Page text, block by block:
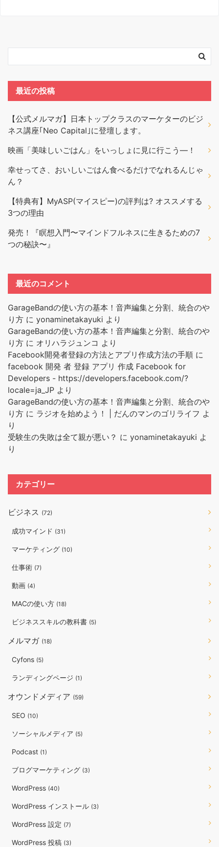
最近の投稿
【公式メルマガ】日本トップクラスのマーケターのビジ
ネス講座｢Neo Capital｣に登壇します。
映画「美味しいごはん」をいっしょに見に行こう―！
幸せってさ、おいしいごはん食べるだけでなれるんじゃ
ん？
【特典有】MyASP(マイスピー)の評判は? オススメする
3つの理由
発売！『瞑想入門〜マインドフルネスに生きるための7
つの秘訣〜』
最近のコメント
GarageBandの使い方の基本！音声編集と分割、統合のや
り方 に yonaminetakayuki より
GarageBandの使い方の基本！音声編集と分割、統合のや
り方 に オリハラジュンコ より
Facebook開発者登録の方法とアプリ作成方法の手順 に
facebook 開発 者 登録 アプリ 作成 Facebook for
Developers - https://developers.facebook.com/?
locale=ja_JP より
GarageBandの使い方の基本！音声編集と分割、統合のや
り方 に ラジオを始めよう！ | だんのマンのゴリライフ よ
り
受験生の失敗は全て親が悪い？ に yonaminetakayuki よ
り
カテゴリー
ビジネス (72)
成功マインド (31)
マーケティング (10)
仕事術 (7)
動画 (4)
MACの使い方 (18)
ビジネススキルの教科書 (5)
メルマガ (18)
Cyfons (5)
ランディングページ (1)
オウンドメディア (59)
SEO (10)
ソーシャルメディア (5)
Podcast (1)
ブログマーケティング (3)
WordPress (40)
WordPress インストール (3)
WordPress 設定 (7)
WordPress 投稿 (3)